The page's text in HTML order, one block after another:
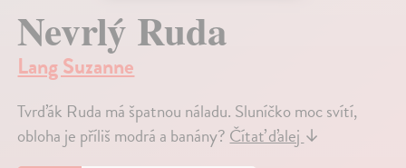
Nevrlý Ruda
Lang Suzanne
Tvrďák Ruda má špatnou náladu. Sluníčko moc svítí,
obloha je příliš modrá a banány? Čítať ďalej ↓